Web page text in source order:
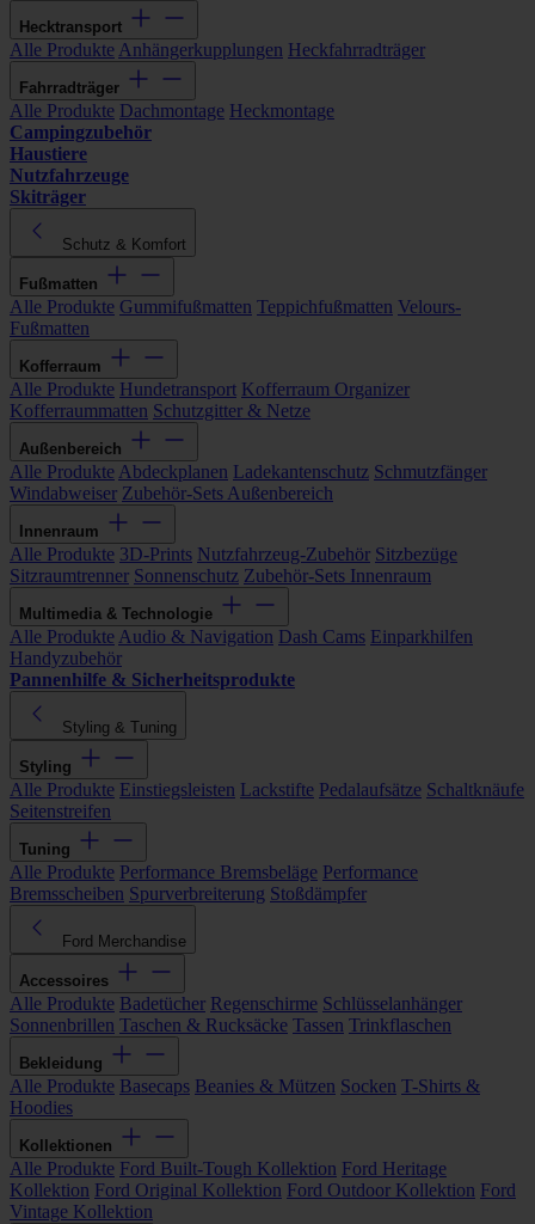
Hecktransport
Alle Produkte Anhängerkupplungen Heckfahrradträger
Fahrradträger
Alle Produkte Dachmontage Heckmontage
Campingzubehör
Haustiere
Nutzfahrzeuge
Skiträger
Schutz & Komfort
Fußmatten
Alle Produkte Gummifußmatten Teppichfußmatten Velours-
Fußmatten
Kofferraum
Alle Produkte Hundetransport Kofferraum Organizer
Kofferraummatten Schutzgitter & Netze
Außenbereich
Alle Produkte Abdeckplanen Ladekantenschutz Schmutzfänger
Windabweiser Zubehör-Sets Außenbereich
Innenraum
Alle Produkte 3D-Prints Nutzfahrzeug-Zubehör Sitzbezüge
Sitzraumtrenner Sonnenschutz Zubehör-Sets Innenraum
Multimedia & Technologie
Alle Produkte Audio & Navigation Dash Cams Einparkhilfen
Handyzubehör
Pannenhilfe & Sicherheitsprodukte
Styling & Tuning
Styling
Alle Produkte Einstiegsleisten Lackstifte Pedalaufsätze Schaltknäufe
Seitenstreifen
Tuning
Alle Produkte Performance Bremsbeläge Performance
Bremsscheiben Spurverbreiterung Stoßdämpfer
Ford Merchandise
Accessoires
Alle Produkte Badetücher Regenschirme Schlüsselanhänger
Sonnenbrillen Taschen & Rucksäcke Tassen Trinkflaschen
Bekleidung
Alle Produkte Basecaps Beanies & Mützen Socken T-Shirts &
Hoodies
Kollektionen
Alle Produkte Ford Built-Tough Kollektion Ford Heritage
Kollektion Ford Original Kollektion Ford Outdoor Kollektion Ford
Vintage Kollektion